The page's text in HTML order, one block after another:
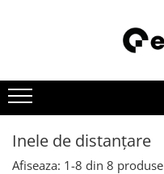
Inele de distanţare
Afiseaza: 1-8 din 8 produse